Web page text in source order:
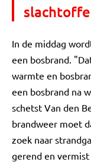
In de middag
een bosbrand.
warmte en
een bosbrand na
schetst Van den
brandweer moet
zoek naar
gerend en